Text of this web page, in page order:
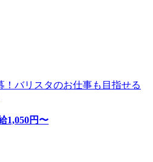
！バリスタのお仕事も目指せる
1,050円〜